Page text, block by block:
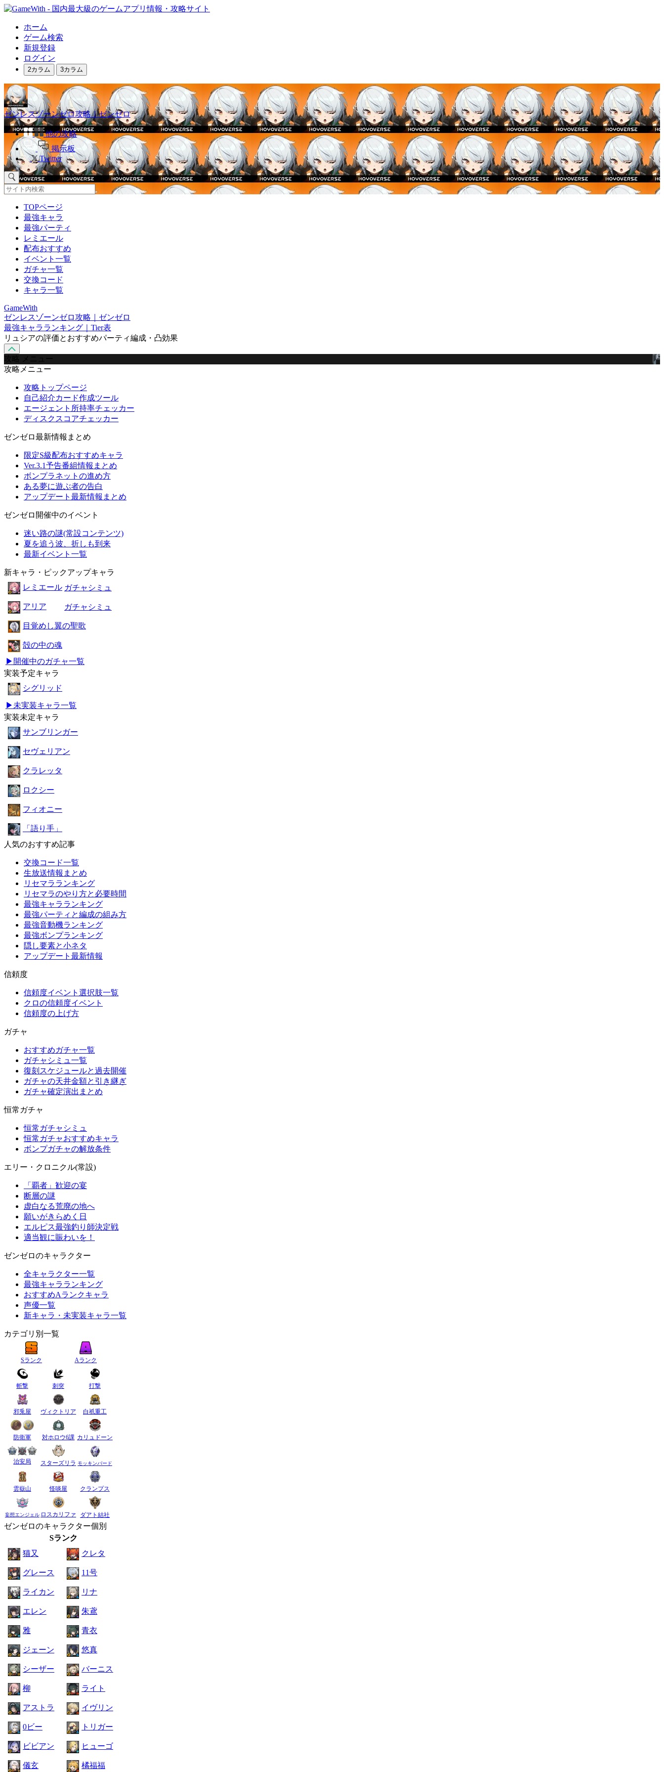
ホーム
ゲーム検索
新規登録
ログイン
2カラム 3カラム
ゼンレスゾーンゼロ攻略｜ゼンゼロ
他の攻略
掲示板
Twitter
TOPページ
最強キャラ
最強パーティ
レミエール
配布おすすめ
イベント一覧
ガチャ一覧
交換コード
キャラ一覧
GameWith
ゼンレスゾーンゼロ攻略｜ゼンゼロ
最強キャラランキング｜Tier表
リュシアの評価とおすすめパーティ編成・凸効果
攻略 メニュー
攻略メニュー
攻略トップページ
自己紹介カード作成ツール
エージェント所持率チェッカー
ディスクスコアチェッカー
ゼンゼロ最新情報まとめ
限定S級配布おすすめキャラ
Ver.3.1予告番組情報まとめ
ボンプラネットの進め方
ある夢に遊ぶ者の告白
アップデート最新情報まとめ
ゼンゼロ開催中のイベント
迷い路の謎(常設コンテンツ)
夏を追う波、折しも到来
最新イベント一覧
新キャラ・ピックアップキャラ
レミエール ガチャシミュ
アリア ガチャシミュ
目覚めし翼の聖歌
殻の中の魂
▶開催中のガチャ一覧
実装予定キャラ
シグリッド
▶未実装キャラ一覧
実装未定キャラ
サンブリンガー
セヴェリアン
クラレッタ
ロクシー
フィオニー
「語り手」
人気のおすすめ記事
交換コード一覧
生放送情報まとめ
リセマラランキング
リセマラのやり方と必要時間
最強キャラランキング
最強パーティと編成の組み方
最強音動機ランキング
最強ボンプランキング
隠し要素と小ネタ
アップデート最新情報
信頼度
信頼度イベント選択肢一覧
クロの信頼度イベント
信頼度の上げ方
ガチャ
おすすめガチャ一覧
ガチャシミュ一覧
復刻スケジュールと過去開催
ガチャの天井金額と引き継ぎ
ガチャ確定演出まとめ
恒常ガチャ
恒常ガチャシミュ
恒常ガチャおすすめキャラ
ボンプガチャの解放条件
エリー・クロニクル(常設)
「覇者」歓迎の宴
断層の謎
虚白なる荒廃の地へ
願いがきらめく日
エルピス最強釣り師決定戦
適当観に賑わいを！
ゼンゼロのキャラクター
全キャラクター一覧
最強キャラランキング
おすすめAランクキャラ
声優一覧
新キャラ・未実装キャラ一覧
カテゴリ別一覧
Sランク Aランク
斬撃 刺突 打撃
邪兎屋 ヴィクトリア 白祇重工
防衛軍 対ホロウ6課 カリュドーン
治安局 スターズリラ モッキンバード
雲嶽山 怪啖屋 クランプス
妄想エンジェル ロスカリファ ダアト結社
ゼンゼロのキャラクター個別
Sランク
猫又
クレタ
グレース 11号
ライカン リナ
エレン 朱鳶
雅 青衣
ジェーン 悠真
シーザー バーニス
柳 ライト
アストラ イヴリン
0ビー トリガー
ビビアン ヒューゴ
儀玄 橘福福